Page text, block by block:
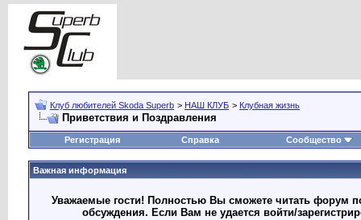
Клуб любителей Skoda Superb > НАШ КЛУБ > Клубная жизнь
Приветствия и Поздравления
Регистрация Справка Сообщество
Важная информация
Уважаемые гости! Полностью Вы сможете читать форум
обсуждения. Если Вам не удается войти/